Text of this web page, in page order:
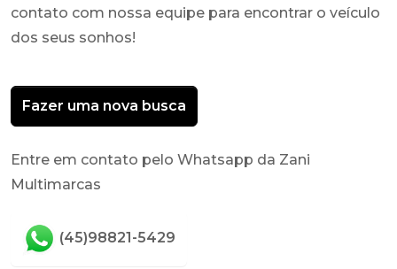
contato com nossa equipe para encontrar o veículo
dos seus sonhos!
Fazer uma nova busca
Entre em contato pelo Whatsapp da Zani
Multimarcas
(45)98821-5429